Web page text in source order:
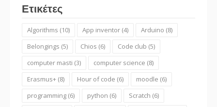
Ετικέτες
Algorithms (10) App inventor (4) Arduino (8)
Belongings (5) Chios (6) Code club (5)
computer masti (3) computer science (8)
Erasmus+ (8) Hour of code (6) moodle (6)
programming (6) python (6) Scratch (6)